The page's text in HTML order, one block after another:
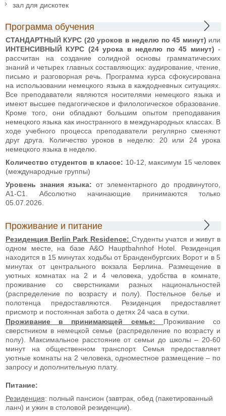
зал для дискотек
Программа обучения
СТАНДАРТНЫЙ КУРС (20 уроков в неделю по 45 минут) или
ИНТЕНСИВНЫЙ КУРС (24 урока в неделю по 45 минут) -
рассчитан на создание солидной основы грамматических
знаний и четырех главных составляющих: аудирование, чтение,
письмо и разговорная речь. Программа курса сфокусирована
на использовании немецкого языка в каждодневных ситуациях.
Все преподаватели являются носителями немецкого языка и
имеют высшее педагогическое и филологическое образование.
Кроме того, они обладают большим опытом преподавания
немецкого языка как иностранного в международных классах. В
ходе учебного процесса преподаватели регулярно сменяют
друг друга. Количество уроков в неделю: 20 или 24 урока
немецкого языка в неделю.
Количество студентов в классе: 10-12, максимум 15 человек
(международные группы)
Уровень знания языка: от элементарного до продвинутого,
А1-C1. Абсолютно начинающие принимаются только
05.07.2026.
Проживание и питание
Резиденция Berlin Park Residence: Студенты учатся и живут в
одном месте, на базе A&O Hauptbahnhof Hotel. Резиденция
находится в 15 минутах ходьбы от Бранденбургских Ворот и в 5
минутах от центрального вокзала Берлина. Размещение в
уютных комнатах на 2 и 4 человека, удобства в комнате,
проживание со сверстниками разных национальностей
(распределение по возрасту и полу). Постельное белье и
полотенца предоставляются. Резиденция предоставляет
присмотр и постоянная забота о детях 24 часа в сутки.
Проживание в принимающей семье:
Проживание со
сверстником в немецкой семье (распределение по возрасту и
полу). Максимальное расстояние от семьи до школы – 20-60
минут на общественном транспорт. Семья предоставляет
уютные комнаты на 2 человека, одноместное размещение – по
запросу и дополнительную плату.
Питание:
Резиденция: полный пансион (завтрак, обед (пакетированный
ланч) и ужин в столовой резиденции).